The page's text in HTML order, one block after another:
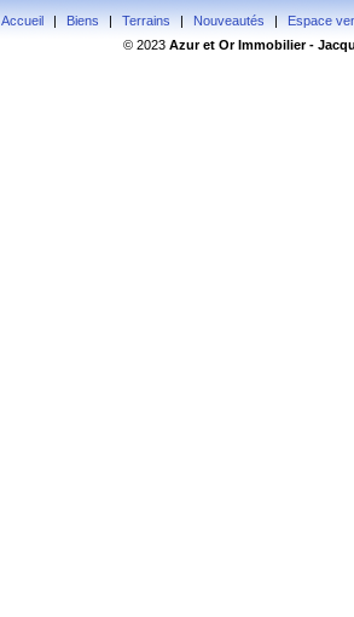
Accueil | Biens | Terrains | Nouveautés |
Espace
© 2023Azuret Or Immobilier -